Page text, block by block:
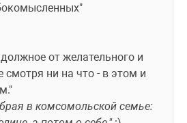
от желательного и
смотря ни на что - в этом и
в комсомольской семье: